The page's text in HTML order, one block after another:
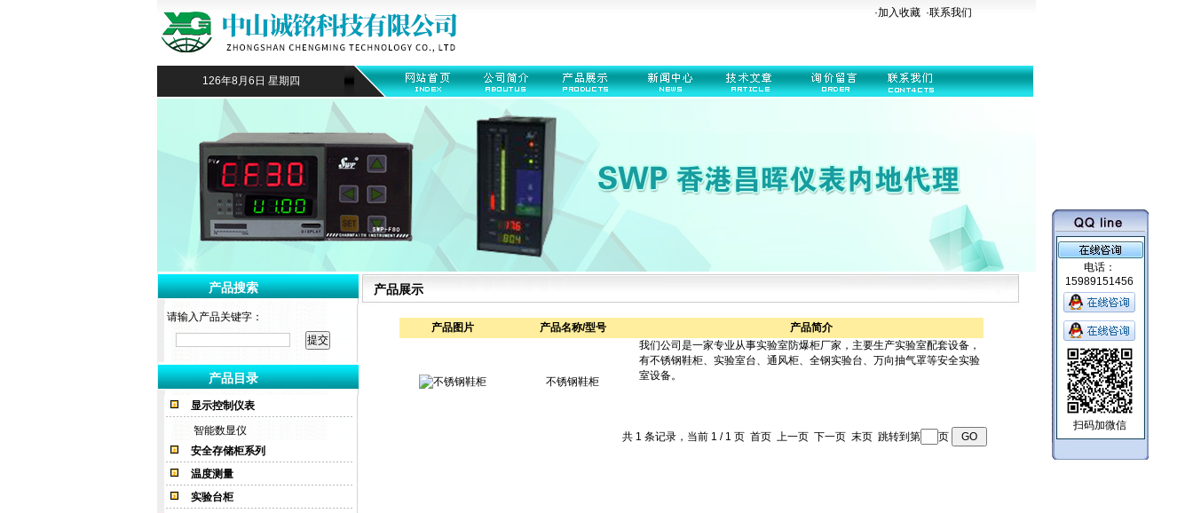
·加入收藏 ·联系我们
126年8月6日 星期四
产品搜索
请输入产品关键字：
产品目录
显示控制仪表
智能数显仪
安全存储柜系列
温度测量
实验台柜
产品展示
产品图片 产品名称/型号 产品简介
不锈钢鞋柜
共 1 条记录，当前 1 / 1 页 首页 上一页 下一页 末页 跳转到第 页
电话：
15989151456
扫码加微信